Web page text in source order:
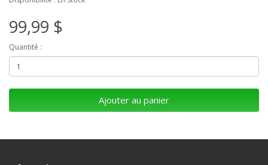
99,99 $
Quantité :
Ajouter au panier